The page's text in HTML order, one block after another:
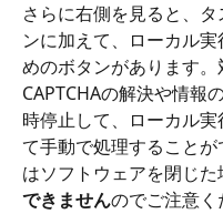
さらに右側を見ると、
ンに加えて、ローカル
めのボタンがあります
CAPTCHAの解決や情報
時停止して、ローカル
て手動で処理すること
はソフトウェアを閉じ
できませんのでご注意く